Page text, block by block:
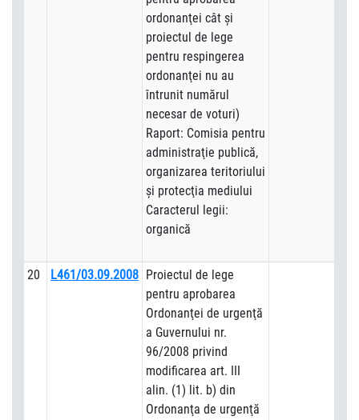
ordonanţei cât şi
proiectul de lege
pentru respingerea
ordonanţei nu au
întrunit numărul
necesar de voturi)
Raport: Comisia pentru
administraţie publică,
organizarea teritoriului
şi protecţia mediului
Caracterul legii:
organică
20 L461/03.09.2008 Proiectul de lege
pentru aprobarea
Ordonanţei de urgenţă
a Guvernului nr.
96/2008 privind
modificarea art. III
alin. (1) lit. b) din
Ordonanţa de urgenţă